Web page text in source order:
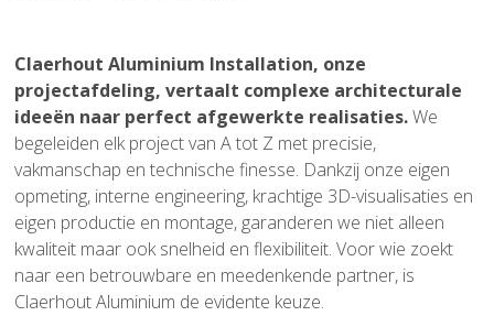
Claerhout Aluminium Installation, onze
projectafdeling, vertaalt complexe architecturale
ideeën naar perfect afgewerkte realisaties.We
begeleiden elk project van A tot Z met precisie,
vakmanschap en technische finesse. Dankzij onze eigen
opmeting, interne engineering, krachtige 3D-visualisaties en
eigen productie en montage, garanderen we niet alleen
kwaliteit maar ook snelheid en flexibiliteit. Voor wie zoekt
naar een betrouwbare en meedenkende partner, is
Claerhout Aluminium de evidente keuze.